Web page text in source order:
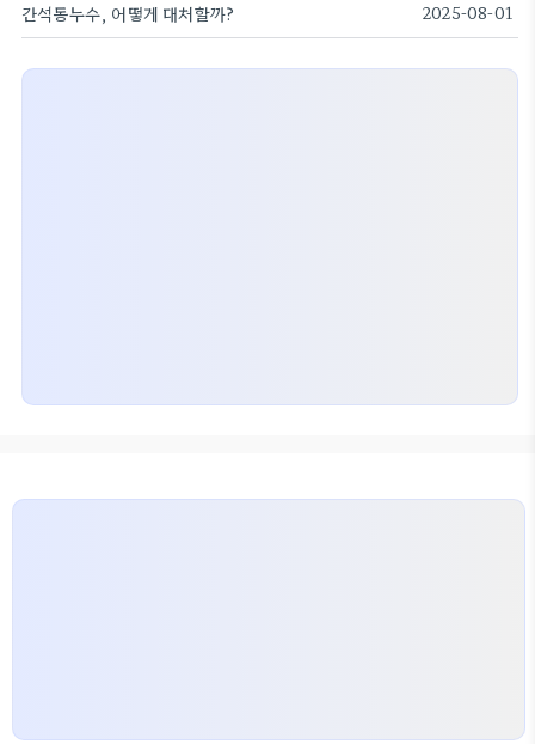
간석동누수, 어떻게 대처할까? 2025-08-01